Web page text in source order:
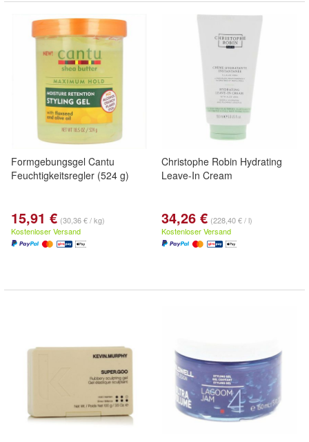
Formgebungsgel Cantu
Feuchtigkeitsregler (524 g)
15,91 € (30,36 € / kg)
Kostenloser Versand
Christophe Robin Hydrating
Leave-In Cream
34,26 € (228,40 € / l)
Kostenloser Versand